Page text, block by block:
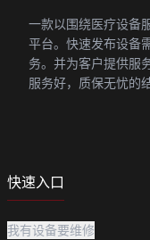
一款以围绕医疗设备
平台。快速发布设备
务。并为客户提供服
服务好，质保无忧的
快速入口
我有设备要维修